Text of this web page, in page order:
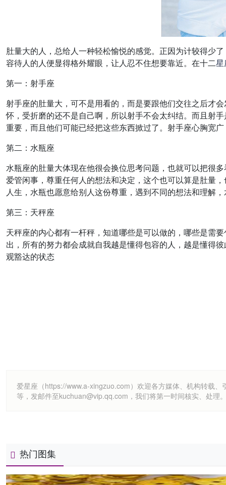
肚量大的人，总给人一种轻松愉悦的感觉。正因为计较得少
容待人的人便显得格外耀眼，让人忍不住想要靠近。在十二星
第一：射手座
射手座的肚量大，可不是用看的，而是要跟他们交往之后才
怀，受折磨的还不是自己啊，所以射手不会太纠结。而且射
重要，而且他们可能已经把这些东西掀过了。射手座心胸宽
第二：水瓶座
水瓶座的肚量大体现在他很会换位思考问题，也就可以把很
爱管闲事，尊重任何人的想法和决定，这个也可以算是肚量
人生，水瓶也愿意给别人这份尊重，遇到不同的想法和理解
第三：天秤座
天秤座的内心都有一杆秤，知道哪些是可以做的，哪些是需
出，所有的努力都会成就自我越是懂得包容的人，越是懂得
观豁达的状态
爱星座（https://www.a-xingzuo.com）欢迎各方媒体、机构转载
等，发邮件至kuchuan@vip.qq.com，我们将第一时间核实、处理
热门图集